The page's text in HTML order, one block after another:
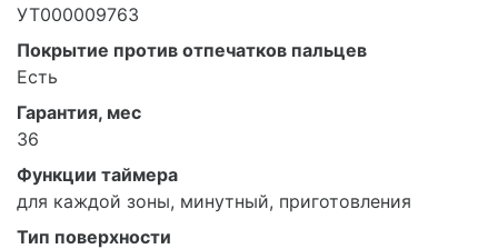
УТ000009763
Покрытие против отпечатков пальцев
Есть
Гарантия, мес
36
Функции таймера
для каждой зоны, минутный, приготовления
Тип поверхности